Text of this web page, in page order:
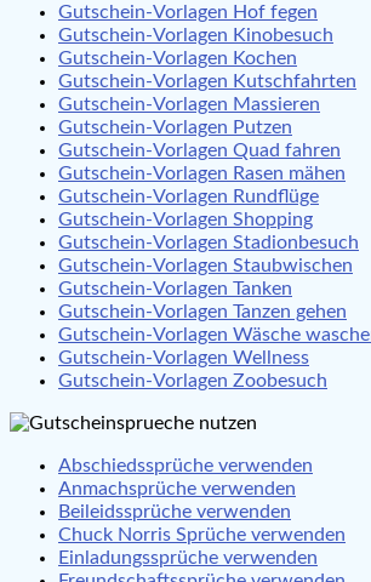
Gutschein-Vorlagen Hof fegen
Gutschein-Vorlagen Kinobesuch
Gutschein-Vorlagen Kochen
Gutschein-Vorlagen Kutschfahrten
Gutschein-Vorlagen Massieren
Gutschein-Vorlagen Putzen
Gutschein-Vorlagen Quad fahren
Gutschein-Vorlagen Rasen mähen
Gutschein-Vorlagen Rundflüge
Gutschein-Vorlagen Shopping
Gutschein-Vorlagen Stadionbesuch
Gutschein-Vorlagen Staubwischen
Gutschein-Vorlagen Tanken
Gutschein-Vorlagen Tanzen gehen
Gutschein-Vorlagen Wäsche
Gutschein-Vorlagen Wellness
Gutschein-Vorlagen Zoobesuch
Abschiedssprüche verwenden
Anmachsprüche verwenden
Beileidssprüche verwenden
Chuck Norris Sprüche verwenden
Einladungssprüche verwenden